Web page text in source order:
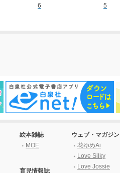
6
5
絵本雑誌
MOE
育児情報誌
ウェブ・マガジン
花ゆめAi
Love Silky
Love Jossie